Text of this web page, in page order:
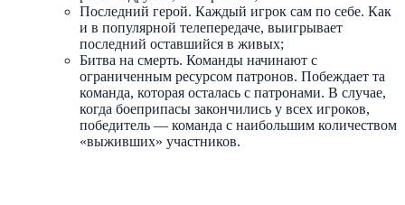
Последний герой. Каждый игрок сам по себе. Как
и в популярной телепередаче, выигрывает
последний оставшийся в живых;
Битва на смерть. Команды начинают с
ограниченным ресурсом патронов. Побеждает та
команда, которая осталась с патронами. В случае,
когда боеприпасы закончились у всех игроков,
победитель — команда с наибольшим количеством
«выживших» участников.